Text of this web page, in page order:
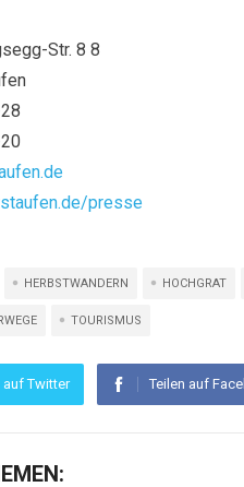
Str. 8 8
presse
HERBSTWANDERN HOCHGRAT
TOURISMUS
Twitter Teilen auf